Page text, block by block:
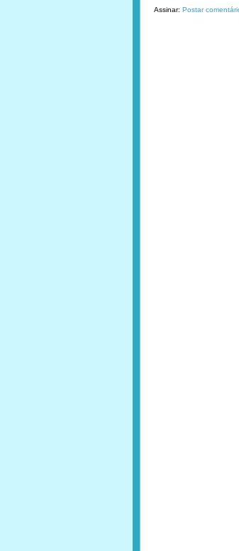
Assinar: Postar